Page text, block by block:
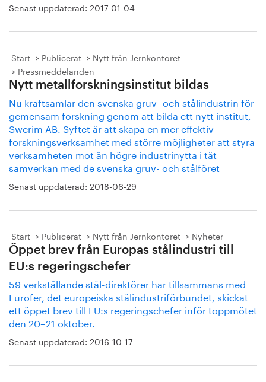
Senast uppdaterad: 2017-01-04
Start Publicerat
Nytt från Jernkontoret
Pressmeddelanden
Nytt metallforskningsinstitut bildas
Nu kraftsamlar den svenska gruv- och stålindustrin för
gemensam forskning genom att bilda ett nytt institut,
Swerim AB. Syftet är att skapa en mer effektiv
forskningsverksamhet med större möjligheter att styra
verksamheten mot än högre industrinytta i tät
samverkan med de svenska gruv- och stålföret
Senast uppdaterad: 2018-06-29
Start Publicerat Nytt från Jernkontoret Nyheter
Öppet brev från Europas stålindustri till
EU:s regeringschefer
59 verkställande stål-direktörer har tillsammans med
Eurofer, det europeiska stålindustriförbundet, skickat
ett öppet brev till EU:s regeringschefer inför toppmötet
den 20–21 oktober.
Senast uppdaterad: 2016-10-17